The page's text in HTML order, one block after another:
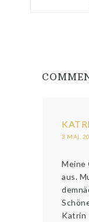
3 MAI,
Meine
aus.
Katrin